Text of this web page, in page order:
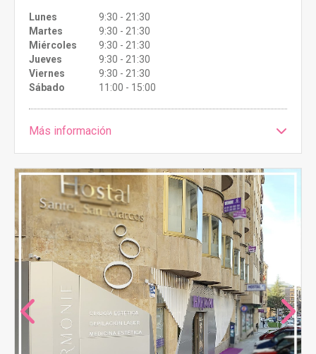
Lunes
9:30 - 21:30
Martes
9:30 - 21:30
Miércoles
9:30 - 21:30
Jueves
9:30 - 21:30
Viernes
9:30 - 21:30
Sábado
11:00 - 15:00
Más información